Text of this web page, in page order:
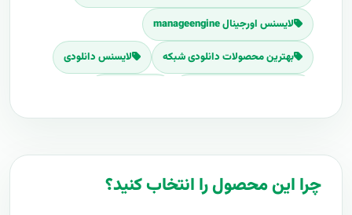
لایسنس اورجینال manageengine
بهترین محصولات دانلودی شبکه لایسنس دانلودی
پر فروش ترین لایسنس ها
لایسنس نرم افزار ساپورت سنتر
لایسنس نرم افزار مدیریت شبکه
چرا این محصول را انتخاب کنید؟